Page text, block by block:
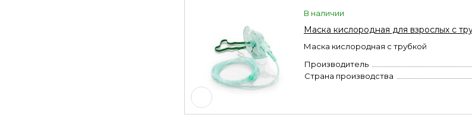
В наличии
Маска кислородная для взрослых с
Маска кислородная с трубкой
Производитель
Страна производства